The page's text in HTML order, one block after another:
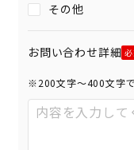
その他
お問い合わせ詳細
※200文字〜400文字